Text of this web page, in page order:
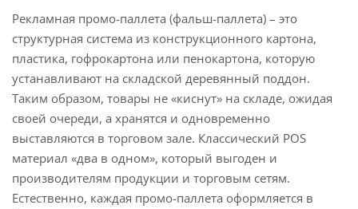
Рекламная промо-паллета (фальш-паллета) – это
структурная система из конструкционного картона,
пластика, гофрокартона или пенокартона, которую
устанавливают на складской деревянный поддон.
Таким образом, товары не «киснут» на складе, ожидая
своей очереди, а хранятся и одновременно
выставляются в торговом зале. Классический POS
материал «два в одном», который выгоден и
производителям продукции и торговым сетям.
Естественно, каждая промо-паллета оформляется в